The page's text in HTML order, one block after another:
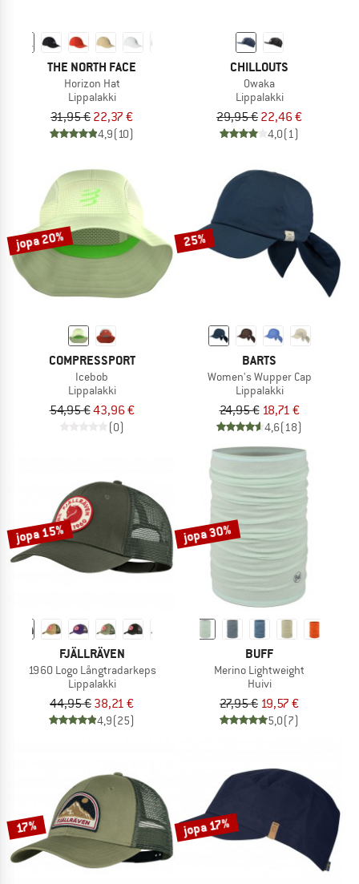
THE NORTH FACE
Horizon Hat
Lippalakki
31,95 € 22,37 €
4,9(10)
CHILLOUTS
Owaka
Lippalakki
29,95 € 22,46 €
4,0(1)
jopa 20%
COMPRESSPORT
Icebob
Lippalakki
54,95 €43,96 €
(0)
25%
BARTS
Women's Wupper Cap
Lippalakki
24,95 € 18,71 €
4,6(18)
jopa 15%
FJÄLLRÄVEN
1960 Logo Långtradarkeps
Lippalakki
44,95 € 38,21 €
4,9(25)
jopa 30%
BUFF
Merino Lightweight
Huivi
27,95 € 19,57 €
5,0(7)
17% jopa 17%